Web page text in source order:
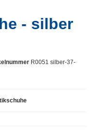
- silber
R0051 silber-37-